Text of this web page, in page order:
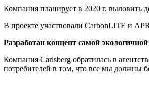
Компания планирует в 2020 г. выловить
В проекте участвовали CarbonLITE и
Разработан концепт самой
Компания Carlsberg обратилась в
потребителей в том, что все мы должны